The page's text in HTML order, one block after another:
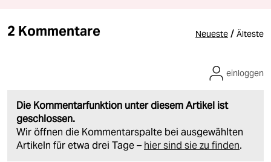
2 Kommentare Neueste / Älteste
Die Kommentarfunktion unter diesem Artikel ist
geschlossen.
Wir öffnen die Kommentarspalte bei ausgewählten
Artikeln für etwa drei Tage – hier sind sie zu finden.
einloggen